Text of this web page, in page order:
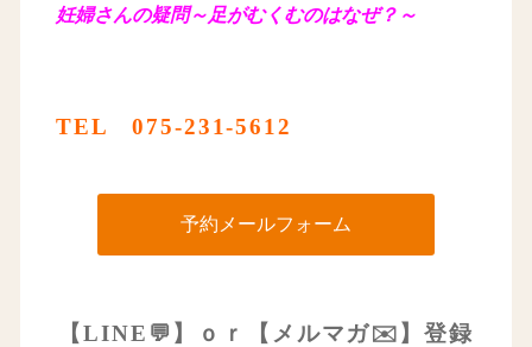
妊婦さんの疑問～足がむくむのはなぜ？～
TEL 075-231-5612
予約メールフォーム
【LINE💬】ｏｒ 【メルマガ✉️】登録